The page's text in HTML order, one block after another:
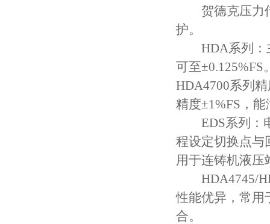
贺德克压力传
护。
HDA系列：主
可至
HDA4700系列
精度±1%FS，
EDS系列：电
程设定切换点与
用于连铸机液压
HDA4745/
性能优异，常用
合。